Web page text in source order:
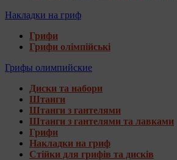
Накладки на гриф
Грифи
Грифи олімпійські
Грифы олимпийские
Диски та набори
Штанги
Штанги з гантелями
Штанги з гантелями та лавками
Грифи
Накладки на гриф
Стійки для грифів та дисків